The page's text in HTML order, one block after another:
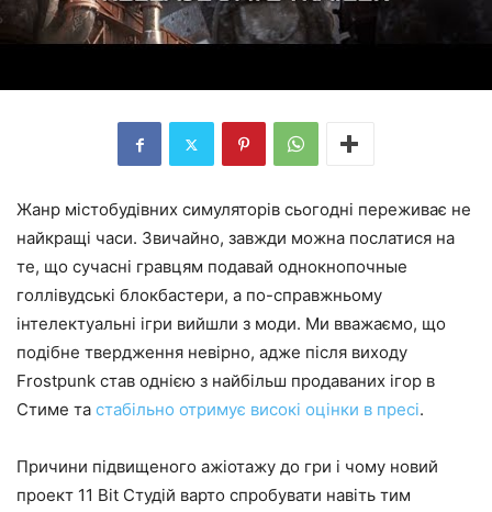
Жанр містобудівних симуляторів сьогодні переживає не
найкращі часи. Звичайно, завжди можна послатися на
те, що сучасні гравцям подавай однокнопочные
голлівудські блокбастери, а по-справжньому
інтелектуальні ігри вийшли з моди. Ми вважаємо, що
подібне твердження невірно, адже після виходу
Frostpunk став однією з найбільш продаваних ігор в
Стиме та стабільно отримує високі оцінки в пресі.
Причини підвищеного ажіотажу до гри і чому новий
проект 11 Bit Студій варто спробувати навіть тим